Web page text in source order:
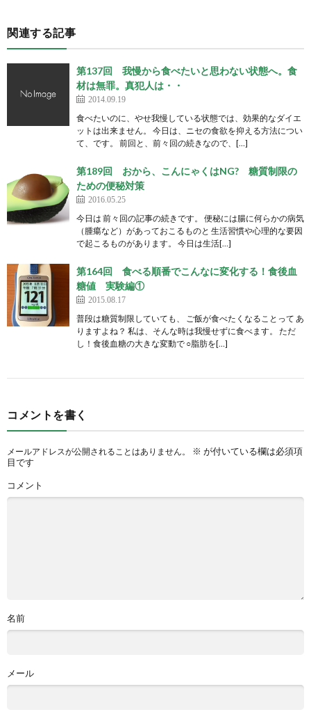
関連する記事
第137回 我慢から食べたいと思わない状態へ。食
材は無罪。真犯人は・・
2014.09.19
食べたいのに、やせ我慢している状態では、効果的なダイエ
ットは出来ません。 今日は、ニセの食欲を抑える方法につい
て、です。 前回と、前々回の続きなので、[…]
第189回 おから、こんにゃくはNG? 糖質制限の
ための便秘対策
2016.05.25
今日は 前々回の記事の続きです。 便秘には腸に何らかの病気
（腫瘍など）があっておこるものと 生活習慣や心理的な要因
で起こるものがあります。 今日は生活[…]
第164回 食べる順番でこんなに変化する！食後血
糖値 実験編①
2015.08.17
普段は糖質制限していても、 ご飯が食べたくなることって あ
りますよね？ 私は、そんな時は我慢せずに食べます。 ただ
し！食後血糖の大きな変動で ○脂肪を[…]
コメントを書く
メールアドレスが公開されることはありません。 ※ が付いている欄は必須項
目です
コメント
名前
メール